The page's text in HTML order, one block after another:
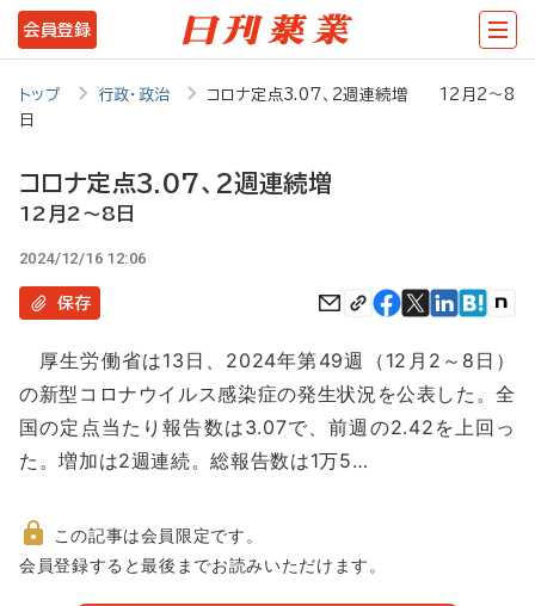
メ
イ
テ
ツ
に
動
会員登録
トップ 行政・政治
コロナ定点3.07、2週連続増 12月2～8
日
コロナ定点3.07、2週連続増
12月2～8日
2024/12/16 12:06
保存
厚生労働省は13日、2024年第49週（12月2～8日）
の新型コロナウイルス感染症の発生状況を公表した。全
国の定点当たり報告数は3.07で、前週の2.42を上回っ
た。増加は2週連続。総報告数は1万5…
非
この記事は会員限定です。
会員登録すると最後までお読みいただけます。